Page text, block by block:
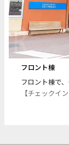
フロント棟
フロント棟で
【チェックイ